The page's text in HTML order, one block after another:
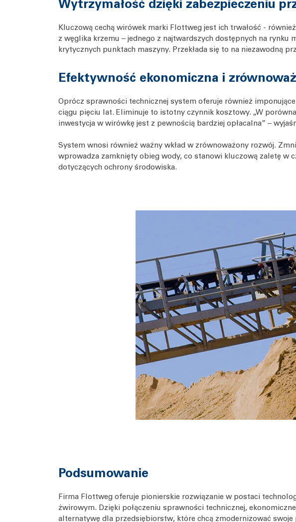
Kluczową cechą wirówek marki Flottweg jest ich trwałość -
z węglika krzemu – jednego z najtwardszych dostępnych na
krytycznych punktach maszyny. Przekłada się to na niezawodną
Efektywność ekonomiczna i
Oprócz sprawności technicznej system oferuje również
ciągu pięciu lat. Eliminuje to istotny czynnik kosztowy. „W
inwestycja w wirówkę jest z pewnością bardziej opłacalna” –
System wnosi również ważny wkład w zrównoważony rozwój.
wprowadza zamknięty obieg wody, co stanowi kluczową zaletę w
dotyczących ochrony środowiska.
Podsumowanie
Firma Flottweg oferuje pionierskie rozwiązanie w postaci
żwirowym. Dzięki połączeniu sprawności technicznej,
alternatywę dla przedsiębiorstw, które chcą zmodernizować